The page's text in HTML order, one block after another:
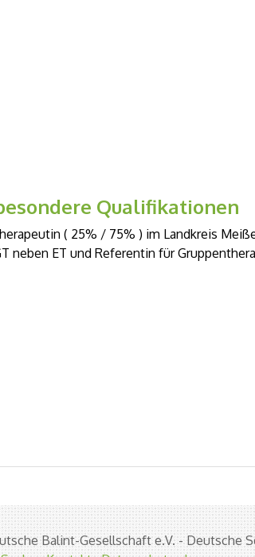
Qualifikationen
( 25% / 75% ) im Landkreis
neben ET und Referentin für
Balint-Gesellschaft e.V. - Deutsche